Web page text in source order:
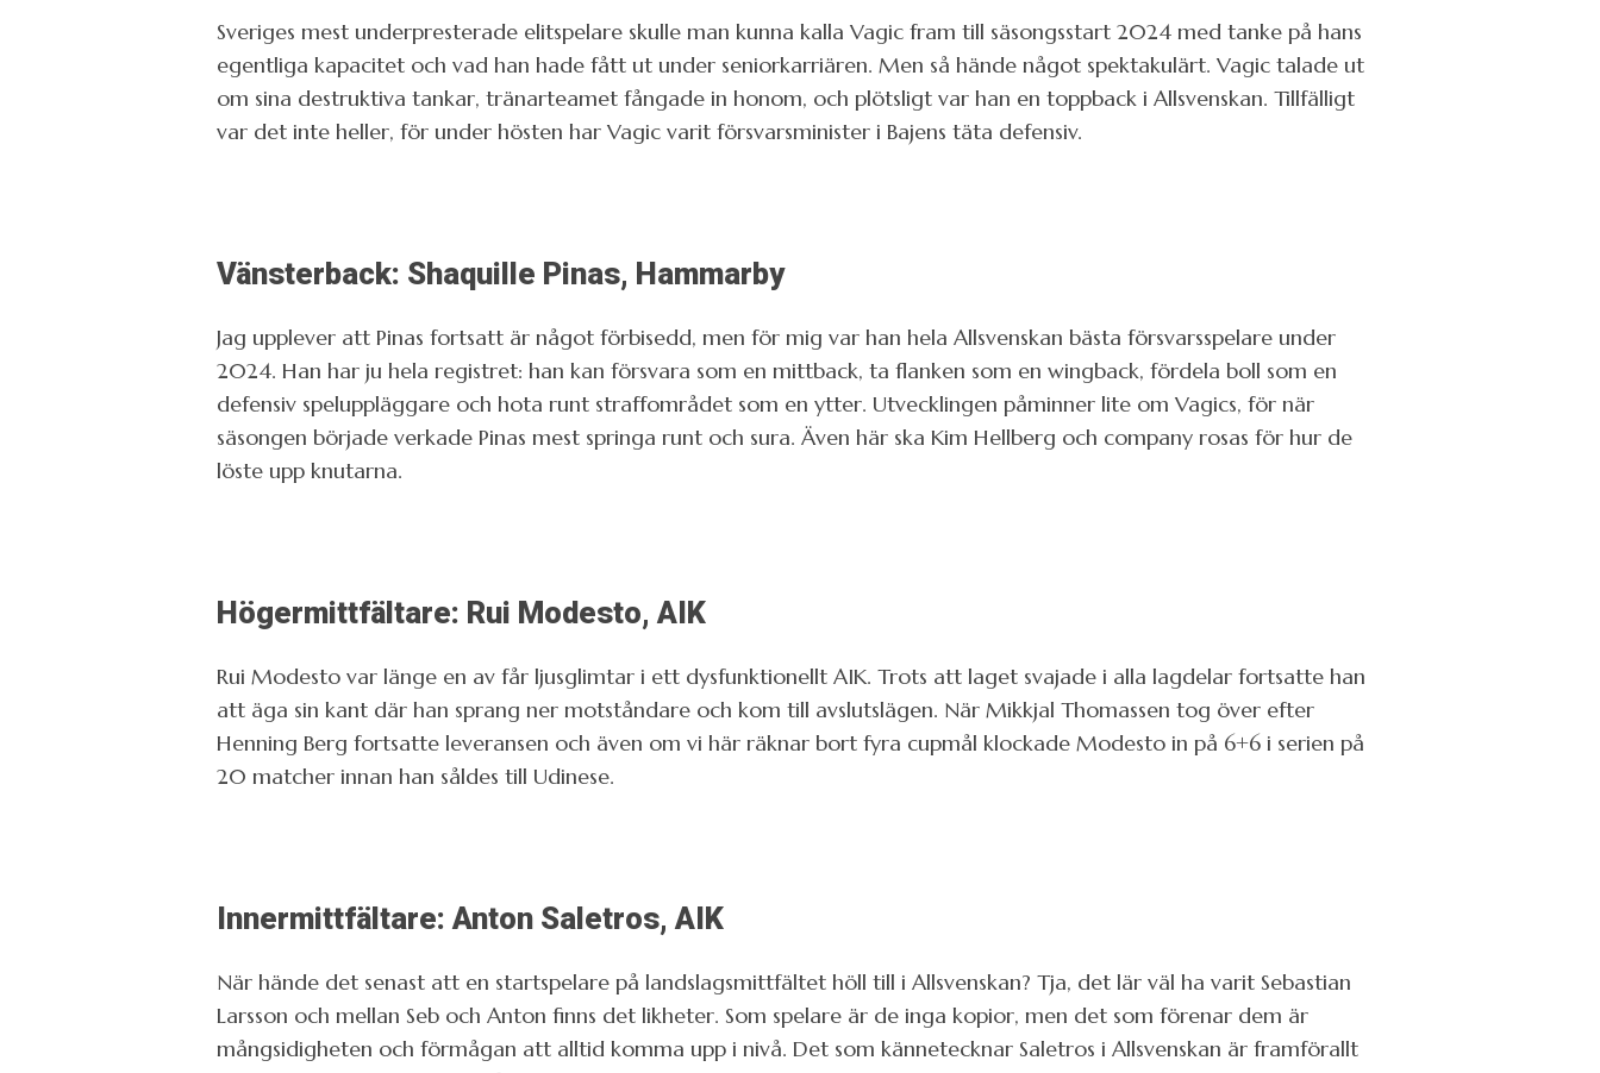
Sveriges mest underpresterade elitspelare skulle man kunna kalla Vagic fram till säsongsstart 2024 med tanke på hans
egentliga kapacitet och vad han hade fått ut under seniorkarriären. Men så hände något spektakulärt. Vagic talade ut
om sina destruktiva tankar, tränarteamet fångade in honom, och plötsligt var han en toppback i Allsvenskan. Tillfälligt
var det inte heller, för under hösten har Vagic varit försvarsminister i Bajens täta defensiv.
Vänsterback: Shaquille Pinas, Hammarby
Jag upplever att Pinas fortsatt är något förbisedd, men för mig var han hela Allsvenskan bästa försvarsspelare under
2024. Han har ju hela registret: han kan försvara som en mittback, ta flanken som en wingback, fördela boll som en
defensiv speluppläggare och hota runt straffområdet som en ytter. Utvecklingen påminner lite om Vagics, för när
säsongen började verkade Pinas mest springa runt och sura. Även här ska Kim Hellberg och company rosas för hur de
löste upp knutarna.
Högermittfältare: Rui Modesto, AIK
Rui Modesto var länge en av får ljusglimtar i ett dysfunktionellt AIK. Trots att laget svajade i alla lagdelar fortsatte han
att äga sin kant där han sprang ner motståndare och kom till avslutslägen. När Mikkjal Thomassen tog över efter
Henning Berg fortsatte leveransen och även om vi här räknar bort fyra cupmål klockade Modesto in på 6+6 i serien på
20 matcher innan han såldes till Udinese.
Innermittfältare: Anton Saletros, AIK
När hände det senast att en startspelare på landslagsmittfältet höll till i Allsvenskan? Tja, det lär väl ha varit Sebastian
Larsson och mellan Seb och Anton finns det likheter. Som spelare är de inga kopior, men det som förenar dem är
mångsidigheten och förmågan att alltid komma upp i nivå. Det som kännetecknar Saletros i Allsvenskan är framförallt